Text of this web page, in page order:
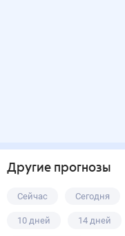
Другие прогнозы
Сейчас Сегодня
10 дней 14 дней